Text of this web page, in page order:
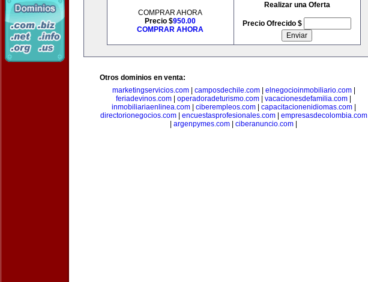
COMPRAR AHORA
Precio $950.00
COMPRAR AHORA
Realizar una Oferta
Precio Ofrecido $
Otros dominios en venta:
marketingservicios.com| camposdechile.com| elnegocioinmobiliario.com|
feriadevinos.com
operadoradeturismo.com vacacionesdefamilia.com
inmobiliariaenlinea.com| ciberempleos.com| capacitacionenidiomas.com|
directorionegocios.com| encuestasprofesionales.com| empresasdecolombia.com
argenpymes.com ciberanuncio.com